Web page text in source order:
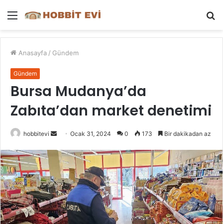
Menü
Anasayfa / Gündem
Gündem
Bursa Mudanya’da
Zabıta’dan market denetimi
hobbitevi
Bir
posta
göndermek
Ocak 31, 2024 0 173 Bir dakikadan az